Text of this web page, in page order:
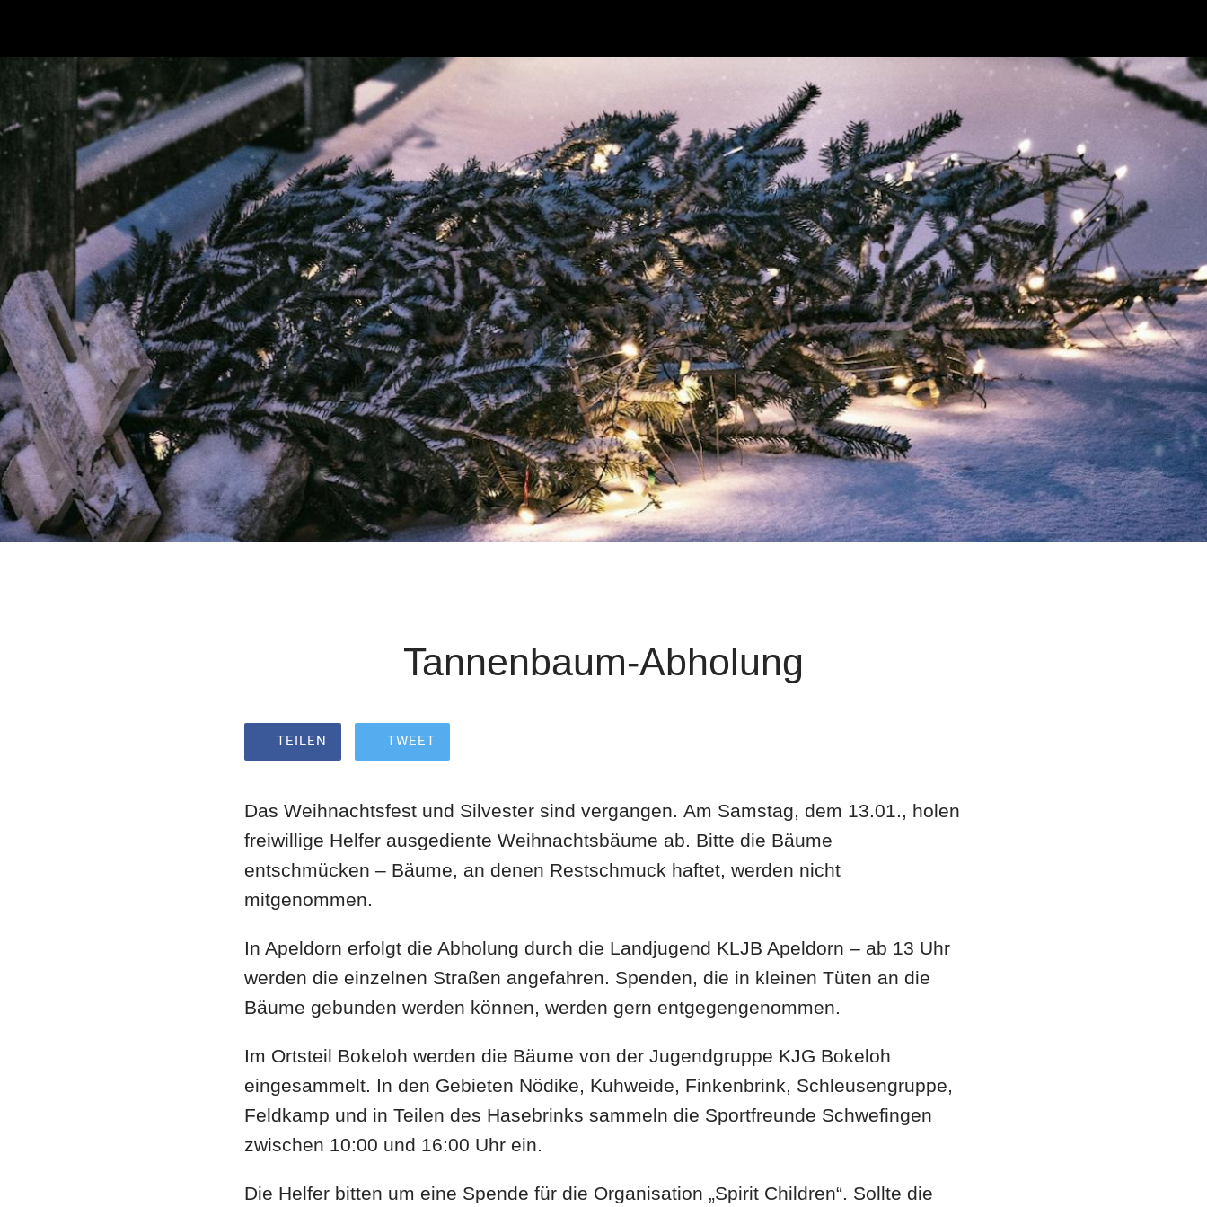
Tannenbaum-Abholung
TEILEN TWEET
Das Weihnachtsfest und Silvester sind vergangen. Am Samstag, dem 13.01., holen
freiwillige Helfer ausgediente Weihnachtsbäume ab. Bitte die Bäume
entschmücken – Bäume, an denen Restschmuck haftet, werden nicht
mitgenommen.
In Apeldorn erfolgt die Abholung durch die Landjugend KLJB Apeldorn – ab 13 Uhr
werden die einzelnen Straßen angefahren. Spenden, die in kleinen Tüten an die
Bäume gebunden werden können, werden gern entgegengenommen.
Im Ortsteil Bokeloh werden die Bäume von der Jugendgruppe KJG Bokeloh
eingesammelt. In den Gebieten Nödike, Kuhweide, Finkenbrink, Schleusengruppe,
Feldkamp und in Teilen des Hasebrinks sammeln die Sportfreunde Schwefingen
zwischen 10:00 und 16:00 Uhr ein.
Die Helfer bitten um eine Spende für die Organisation „Spirit Children“. Sollte die